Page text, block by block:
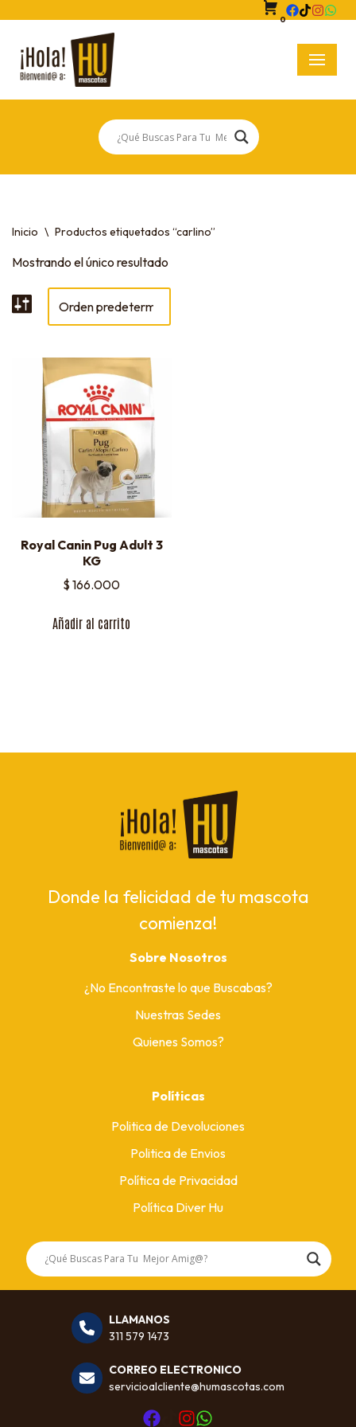
Saltar
al
contenido
0
Inicio \ Productos etiquetados “carlino”
Mostrando el único resultado
Royal Canin Pug Adult 3
KG
$ 166.000
Añadir al carrito
Donde la felicidad de tu mascota
comienza!
Sobre Nosotros
¿No Encontraste lo que Buscabas?
Nuestras Sedes
Quienes Somos?
Políticas
Politica de Devoluciones
Politica de Envios
Política de Privacidad
Política Diver Hu
LLAMANOS
311 579 1473
CORREO ELECTRONICO
servicioalcliente@humascotas.com